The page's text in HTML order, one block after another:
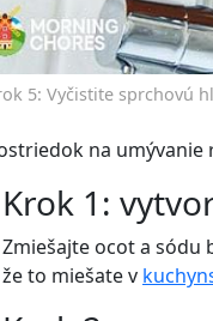
5: Vyčistite sprchovú
na umývanie
Krok 1:
Zmiešajte ocot a sódu
že to miešate v